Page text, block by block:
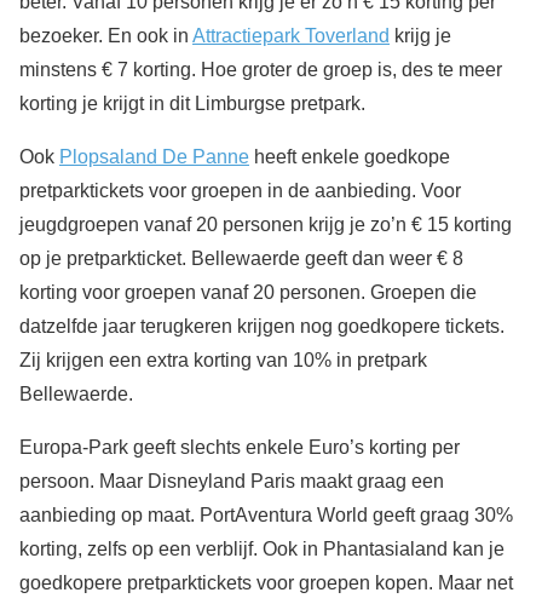
bezoeker. En ook in Attractiepark Toverland krijg je
minstens € 7 korting. Hoe groter de groep is, des te meer
korting je krijgt in dit Limburgse pretpark.
Ook Plopsaland De Panne heeft enkele goedkope
pretparktickets voor groepen in de aanbieding. Voor
jeugdgroepen vanaf 20 personen krijg je zo’n € 15 korting
op je pretparkticket. Bellewaerde geeft dan weer € 8
korting voor groepen vanaf 20 personen. Groepen die
datzelfde jaar terugkeren krijgen nog goedkopere tickets.
Zij krijgen een extra korting van 10% in pretpark
Bellewaerde.
Europa-Park geeft slechts enkele Euro’s korting per
persoon. Maar Disneyland Paris maakt graag een
aanbieding op maat. PortAventura World geeft graag 30%
korting, zelfs op een verblijf. Ook in Phantasialand kan je
goedkopere pretparktickets voor groepen kopen. Maar net